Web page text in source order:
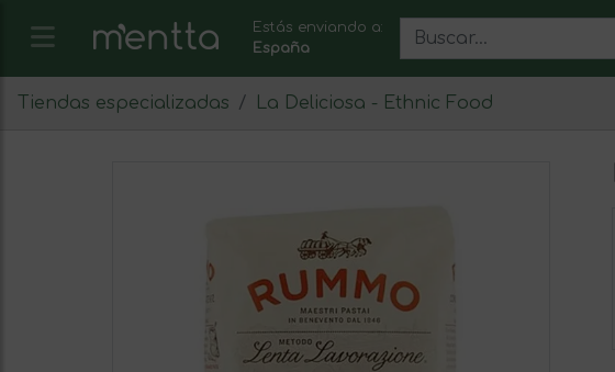
Estás enviando a:
España
Tiendas especializadas La Deliciosa - Ethnic Food